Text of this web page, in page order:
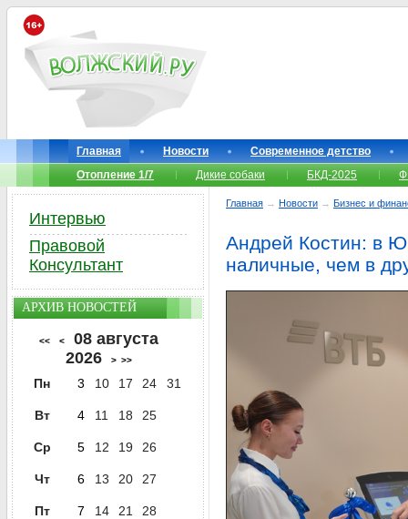
Главная Новости
Современное детство
Отопление 1/7
Дикие собаки БКД-2025
Главная → Новости → Бизнес и
Андрей Костин: в
наличные, чем в
Интервью
Правовой
Консультант
АРХИВ НОВОСТЕЙ
<< <
08 августа
2026
> >>
Пн 3 10 17 24 31
Вт 4 11 18 25
Ср 5 12 19 26
Чт 6 13 20 27
Пт 7 14 21 28